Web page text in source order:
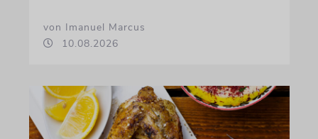
von Imanuel Marcus
10.08.2026